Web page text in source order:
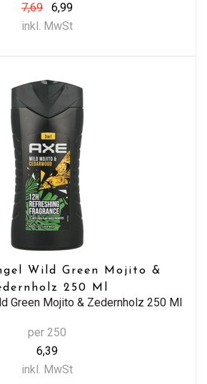
7,69
6,99
inkl. MwSt
Wild Green Mojito &
250 Ml
Green Mojito & Zedernholz 250 Ml
per 250
6,39
inkl. MwSt